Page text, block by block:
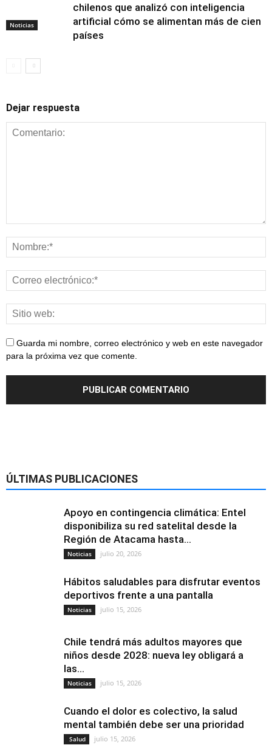
Noticias
Alimentación y
nutrición
chilenos que analizó con inteligencia
artificial cómo se alimentan más de cien
países
Dejar respuesta
Guarda mi nombre, correo electrónico y web en este navegador
para la próxima vez que comente.
ÚLTIMAS PUBLICACIONES
Apoyo en contingencia climática: Entel
disponibiliza su red satelital desde la
Región de Atacama hasta...
Noticias julio 20, 2026
Hábitos saludables para disfrutar eventos
deportivos frente a una pantalla
Noticias julio 15, 2026
Chile tendrá más adultos mayores que
niños desde 2028: nueva ley obligará a
las...
Noticias julio 15, 2026
Cuando el dolor es colectivo, la salud
mental también debe ser una prioridad
Salud julio 15, 2026